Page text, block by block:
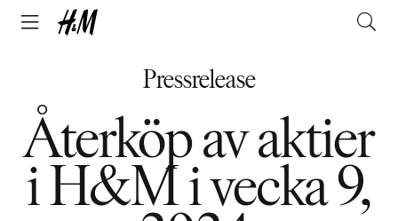
Pressrelease
Återköp av aktier
i H&M i vecka 9,